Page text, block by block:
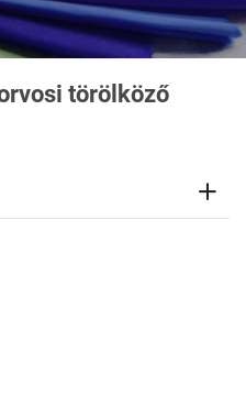
törölköző